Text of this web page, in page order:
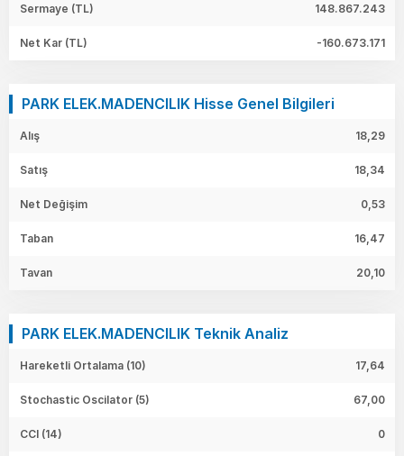
Sermaye (TL) 148.867.243
Net Kar (TL) -160.673.171
PARK ELEK.MADENCILIK Hisse Genel Bilgileri
Alış 18,29
Satış 18,34
Net Değişim 0,53
Taban 16,47
Tavan 20,10
PARK ELEK.MADENCILIK Teknik Analiz
Hareketli Ortalama (10) 17,64
Stochastic Oscilator (5) 67,00
CCI (14) 0